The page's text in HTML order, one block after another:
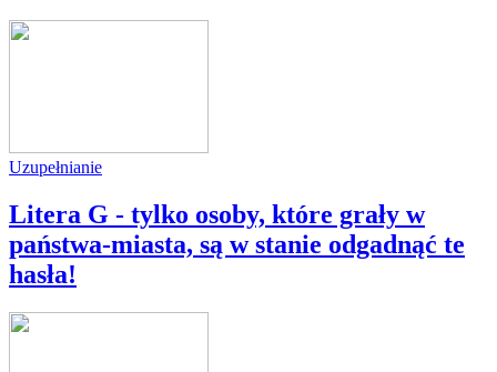
Uzupełnianie
Litera G - tylko osoby, które grały w
państwa-miasta, są w stanie odgadnąć te
hasła!